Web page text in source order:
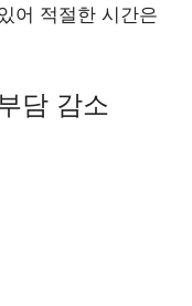
어 적절한 시간은
담 감소